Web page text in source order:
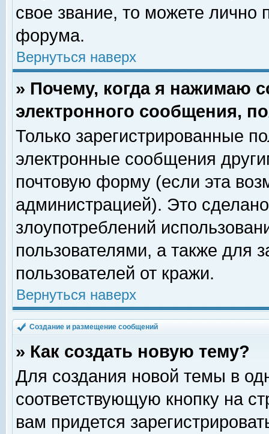
свое звание, то можете лично
форума.
Вернуться наверх
» Почему, когда я нажимаю
электронного сообщения,
Только зарегистрированные
электронные сообщения
почтовую форму (если эта
администрацией). Это
злоупотреблений
пользователями, а также для
пользователей от кражи.
Вернуться наверх
Создание и размещение сообщений
» Как создать новую тему?
Для создания новой темы в
соответствующую кнопку на
вам придется